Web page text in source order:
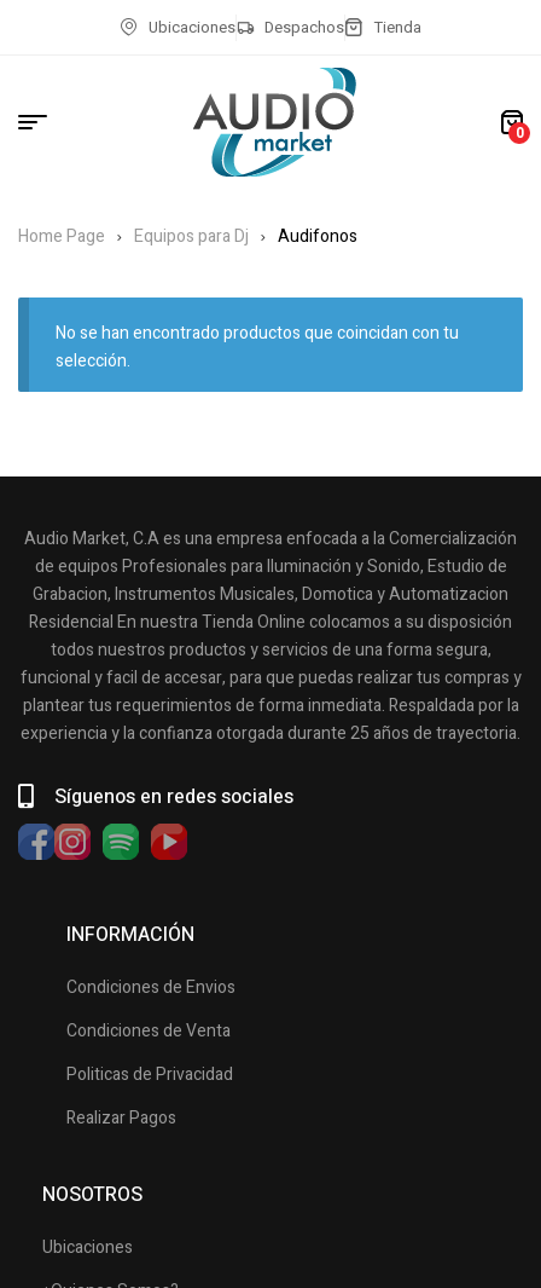
Ubicaciones Despachos Tienda
0
Home Page Equipos para Dj Audifonos
No se han encontrado productos que coincidan con tu
selección.
Audio Market, C.A es una empresa enfocada a la Comercialización
de equipos Profesionales para Iluminación y Sonido, Estudio de
Grabacion, Instrumentos Musicales, Domotica y Automatizacion
Residencial En nuestra Tienda Online colocamos a su disposición
todos nuestros productos y servicios de una forma segura,
funcional y facil de accesar, para que puedas realizar tus compras y
plantear tus requerimientos de forma inmediata. Respaldada por la
experiencia y la confianza otorgada durante 25 años de trayectoria.
Síguenos en redes sociales
INFORMACIÓN
Condiciones de Envios
Condiciones de Venta
Politicas de Privacidad
Realizar Pagos
NOSOTROS
Ubicaciones